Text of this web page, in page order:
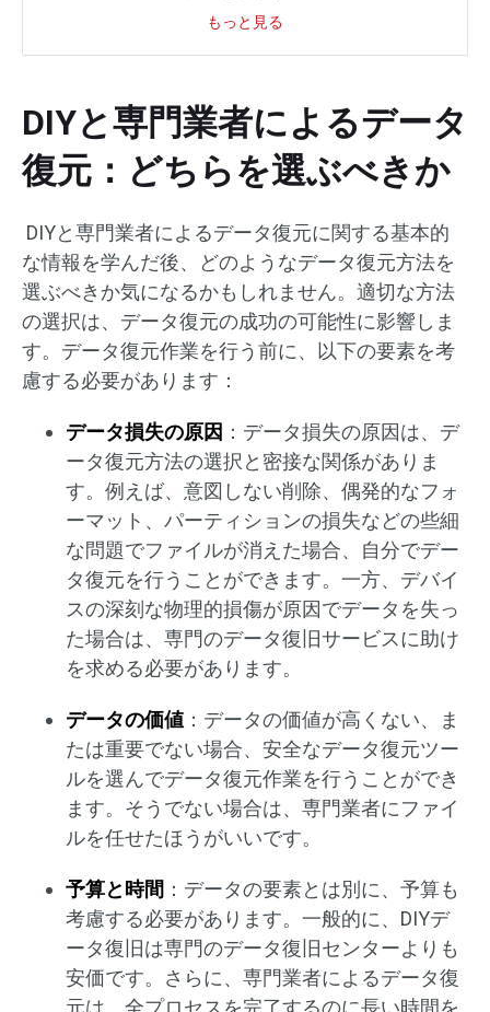
もっと見る
DIYと専門業者によるデータ
復元：どちらを選ぶべきか
DIYと専門業者によるデータ復元に関する基本的
な情報を学んだ後、どのようなデータ復元方法を
選ぶべきか気になるかもしれません。適切な方法
の選択は、データ復元の成功の可能性に影響しま
す。データ復元作業を行う前に、以下の要素を考
慮する必要があります：
データ損失の原因 ：データ損失の原因は、デ
ータ復元方法の選択と密接な関係がありま
す。例えば、意図しない削除、偶発的なフォ
ーマット、パーティションの損失などの些細
な問題でファイルが消えた場合、自分でデー
タ復元を行うことができます。一方、デバイ
スの深刻な物理的損傷が原因でデータを失っ
た場合は、専門のデータ復旧サービスに助け
を求める必要があります。
データの価値 ：データの価値が高くない、ま
たは重要でない場合、安全なデータ復元ツー
ルを選んでデータ復元作業を行うことができ
ます。そうでない場合は、専門業者にファイ
ルを任せたほうがいいです。
予算と時間 ：データの要素とは別に、予算も
考慮する必要があります。一般的に、DIYデ
ータ復旧は専門のデータ復旧センターよりも
安価です。さらに、専門業者によるデータ復
元は、全プロセスを完了するのに長い時間を